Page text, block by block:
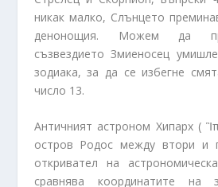
никак малко, Слънцето
денонощия. Можем да
съзвездието Змиеносец
зодиака, за да се избегне
число 13.
Античният астроном Хипарх (
остров Родос между втори и
откривател на
сравнява координатите на